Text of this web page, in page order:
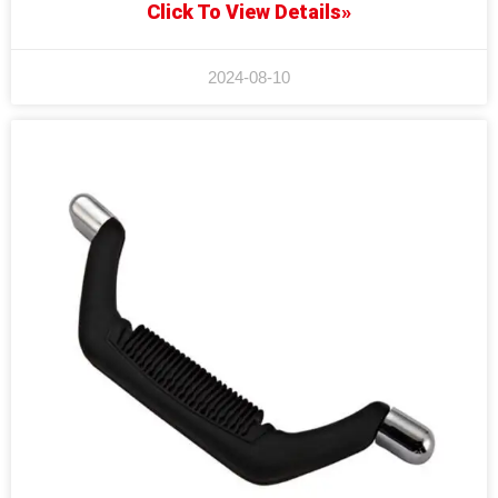
Click To View Details»
2024-08-10